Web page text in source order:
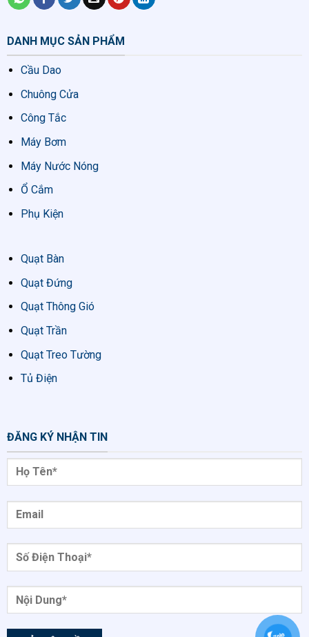
DANH MỤC SẢN PHẨM
Cầu Dao
Chuông Cửa
Công Tắc
Máy Bơm
Máy Nước Nóng
Ổ Cắm
Phụ Kiện
Quạt Bàn
Quạt Đứng
Quạt Thông Gió
Quạt Trần
Quạt Treo Tường
Tủ Điện
ĐĂNG KÝ NHẬN TIN